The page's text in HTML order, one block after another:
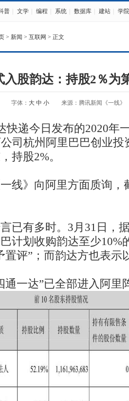
普 文学 编程 系统 数据库 建站 学院
> 新闻 > 互联网 > 正文
入股韵达：持股2％为
字体： 大 中 小 来源：腾讯新闻《一线》
快递今日发布的2020年
司杭州阿里巴巴创业
持股2%。
线》向阿里方面质询，
已有多时。3月31日，
计划收购韵达至少10%
置评”；而韵达方也表示
通一达”已全部进入阿里